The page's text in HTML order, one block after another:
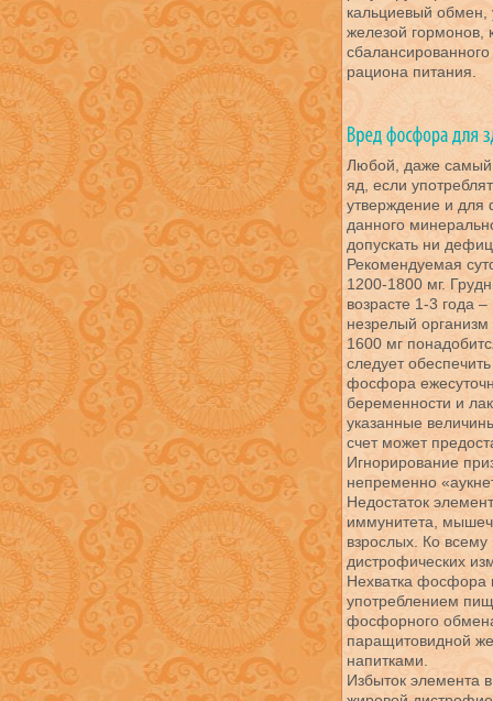
кальциевый
железой гормонов,
рациона питания.
Любой, даже самый
яд, если
утверждение и
данного
допускать ни
Рекомендуемая
1200-1800 мг.
возрасте 1-3 года
незрелый
1600 мг
следует
фосфора
беременности и
указанные
счет может
Игнорирование
непременно
Недостаток
иммунитета,
взрослых. Ко
дистрофических
Нехватка фосфора
употреблением
фосфорного
паращитовидной
напитками.
Избыток элемента